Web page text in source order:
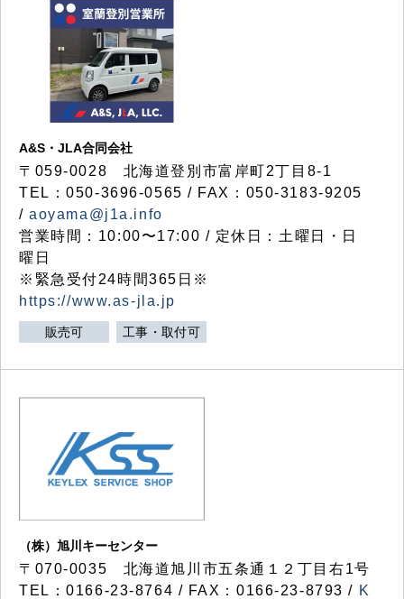
A&S・JLA合同会社
〒 059-0028 北海道登別市富岸町2丁目 8-1
TEL：050-3696-0565 / FAX：050-3183-9205
/aoyama@j1a.info
営業時間：10:00〜17:00 / 定休日：土曜日・日
曜日
※緊急受付24時間365日※
https://www.as-jla.jp
販売可 工事・取付可
（株）旭川キーセンター
〒070-0035 北海道旭川市五条通１２丁目右1号
TEL：0166-23-8764 / FAX：0166-23-8793 / K